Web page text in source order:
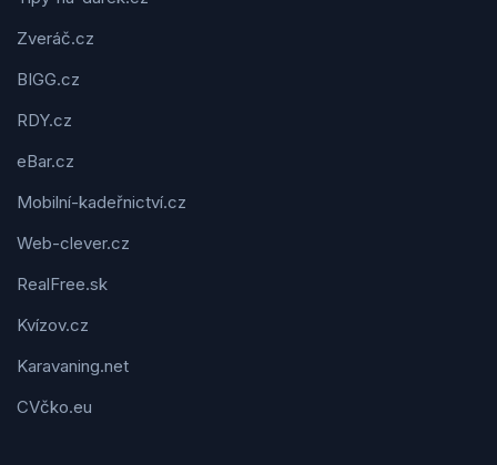
Zveráč.cz
BIGG.cz
RDY.cz
eBar.cz
Mobilní-kadeřnictví.cz
Web-clever.cz
RealFree.sk
Kvízov.cz
Karavaning.net
CVčko.eu